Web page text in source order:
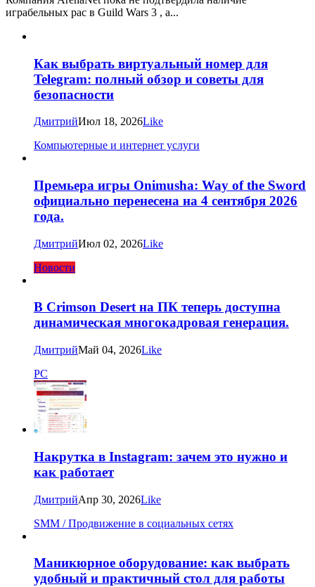
играбельных рас в Guild Wars 3 , а...
Как выбрать виртуальный номер для
Telegram: полный обзор и советы для
безопасности
ДмитрийИюл 18, 2026Like
Компьютерные и интернет услуги
Премьера игры Onimusha: Way of the Sword
официально перенесена на 4 сентября 2026
года.
ДмитрийИюл 02, 2026Like
Новости
В Crimson Desert на ПК теперь доступна
динамическая многокадровая генерация.
ДмитрийМай 04, 2026Like
PC
Накрутка в Instagram: зачем это нужно и
как работает
ДмитрийАпр 30, 2026Like
SMM / Продвижение в социальных сетях
Маникюрное оборудование: как выбрать
удобный и практичный стол для работы